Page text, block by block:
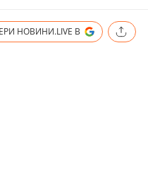
НОВИНИ.LIVE В